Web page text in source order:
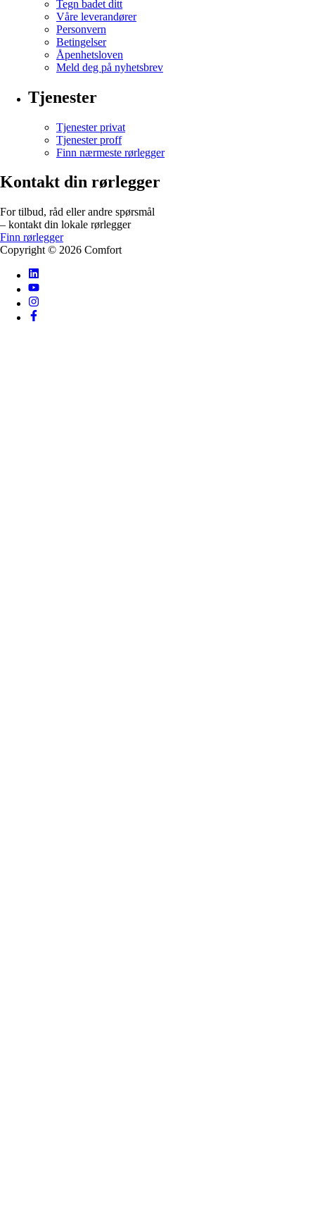
Tegn badet ditt
Våre leverandører
Personvern
Betingelser
Åpenhetsloven
Meld deg på nyhetsbrev
Tjenester
Tjenester privat
Tjenester proff
Finn nærmeste rørlegger
Kontakt din rørlegger
For tilbud, råd eller andre spørsmål
– kontakt din lokale rørlegger
Finn rørlegger
Copyright © 2026 Comfort